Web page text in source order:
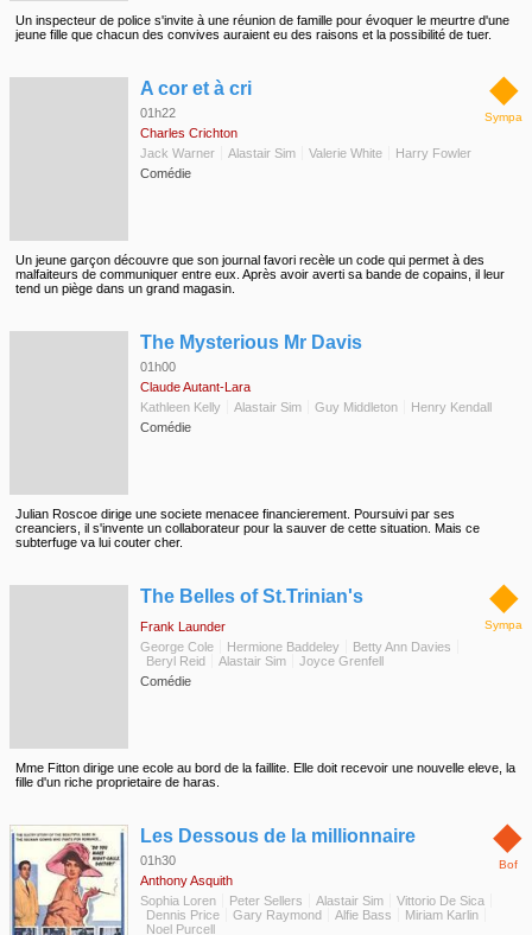
Un inspecteur de police s'invite à une réunion de famille pour évoquer le meurtre d'une
jeune fille que chacun des convives auraient eu des raisons et la possibilité de tuer.
◆
Sympa
A cor et à cri
01h22
Charles Crichton
Jack Warner
Alastair Sim Valerie White
Harry Fowler
Comédie
Un jeune garçon découvre que son journal favori recèle un code qui permet à des
malfaiteurs de communiquer entre eux. Après avoir averti sa bande de copains, il leur
tend un piège dans un grand magasin.
The Mysterious Mr Davis
01h00
Claude Autant-Lara
Kathleen Kelly
Alastair Sim Guy Middleton
Henry Kendall
Comédie
Julian Roscoe dirige une societe menacee financierement. Poursuivi par ses
creanciers, il s'invente un collaborateur pour la sauver de cette situation. Mais ce
subterfuge va lui couter cher.
◆
Sympa
The Belles of St.Trinian's
Frank Launder
George Cole
Hermione Baddeley
Betty Ann Davies
Beryl Reid
Alastair Sim
Joyce Grenfell
Comédie
Mme Fitton dirige une ecole au bord de la faillite. Elle doit recevoir une nouvelle eleve, la
fille d'un riche proprietaire de haras.
◆
Bof
Les Dessous de la millionnaire
01h30
Anthony Asquith
Sophia Loren
Peter Sellers Alastair Sim
Vittorio De Sica
Dennis Price
Gary Raymond Alfie Bass
Miriam Karlin
Noel Purcell